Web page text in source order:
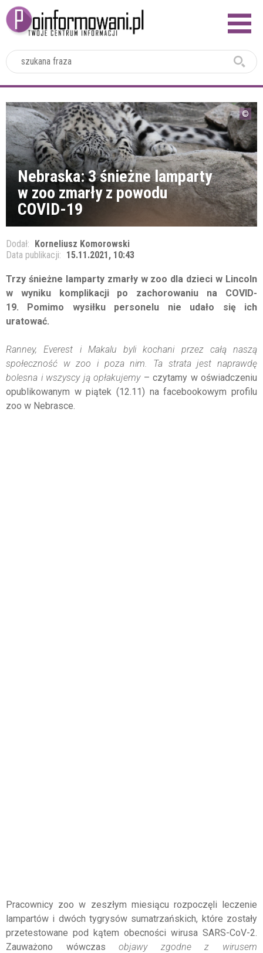
Nebraska: 3 śnieżne lamparty
w zoo zmarły z powodu
COVID-19
Dodał: Korneliusz Komorowski
Data publikacji: 15.11.2021, 10:43
Trzy śnieżne lamparty zmarły w zoo dla dzieci w Lincoln
w wyniku komplikacji po zachorowaniu na COVID-
19. Pomimo wysiłku personelu nie udało się ich
uratować.
Ranney, Everest i Makalu byli kochani przez całą naszą
społeczność w zoo i poza nim. Ta strata jest naprawdę
bolesna i wszyscy ją opłakujemy – czytamy w oświadczeniu
opublikowanym w piątek (12.11) na facebookowym profilu
zoo w Nebrasce.
Pracownicy zoo w zeszłym miesiącu rozpoczęli leczenie
lampartów i dwóch tygrysów sumatrzańskich, które zostały
przetestowane pod kątem obecności wirusa SARS-CoV-2.
Zauważono wówczasobjawy zgodne z wirusem